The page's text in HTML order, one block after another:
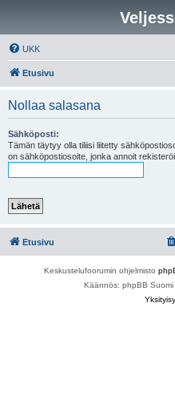
UKK
Etusivu
Nollaa salasana
Sähköposti:
Tämän täytyy olla tiliisi liitetty
on sähköpostiosoite, jonka annoit
Etusivu
Keskustelufoorumin ohjelmisto
Käännös: phpBB